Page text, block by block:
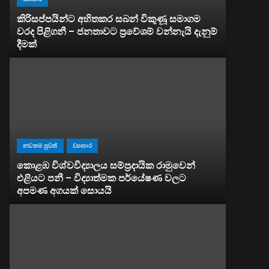
කිරිසප්පයින්ට අහිතකර සබන් විකුණූ සමාගම
වරද පිළිගනී – ජනතාවට ප්‍රවේශම් වන්නැයි දැනුම්
දීමක්
නවතම පුවත් ව්‍යාපාර
කොළඹ විශ්වවිද්‍යාලය සම්ප්‍රදායික රාමුවෙන්
එළියට පනී – විද්‍යාත්මක පර්යේෂණ වලට
අපමණ අගයක් සොයයි